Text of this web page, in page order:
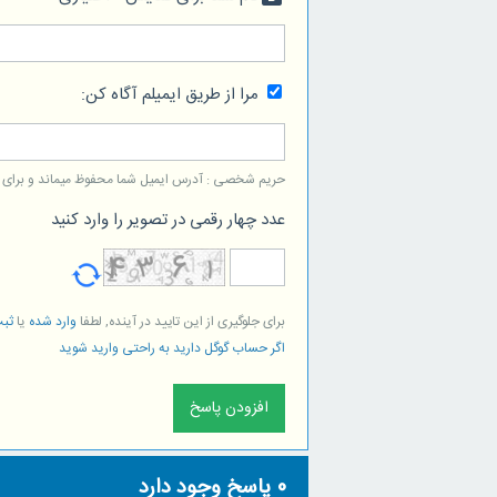
مرا از طریق ایمیلم آگاه کن:
حریم شخصی : آدرس ایمیل شما محفوظ میماند و برای
عدد چهار رقمی در تصویر را وارد کنید
برای جلوگیری از این تایید در آینده, لطفا وارد شده یا
اگر حساب گوگل دارید به راحتی وارید شوید
0 پاسخ وجود دارد